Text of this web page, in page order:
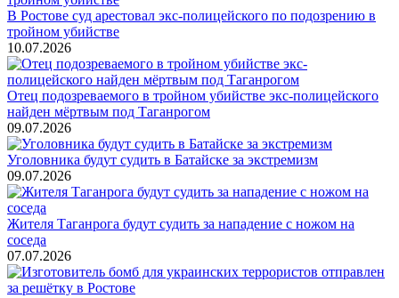
В Ростове суд арестовал экс-полицейского по подозрению в
тройном убийстве
10.07.2026
Отец подозреваемого в тройном убийстве экс-полицейского
найден мёртвым под Таганрогом
09.07.2026
Уголовника будут судить в Батайске за экстремизм
09.07.2026
Жителя Таганрога будут судить за нападение с ножом на
соседа
07.07.2026